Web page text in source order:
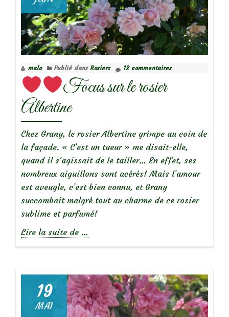
malo Publié dans Rosiers 12 commentaires
Focus sur le rosier
Albertine
Chez Grany, le rosier Albertine grimpe au coin de
la façade. « C’est un tueur » me disait-elle,
quand il s’agissait de le tailler… En effet, ses
nombreux aiguillons sont acérés! Mais l’amour
est aveugle, c’est bien connu, et Grany
succombait malgré tout au charme de ce rosier
sublime et parfumé!
Lire la suite de
Focus
sur
…
19
MAI